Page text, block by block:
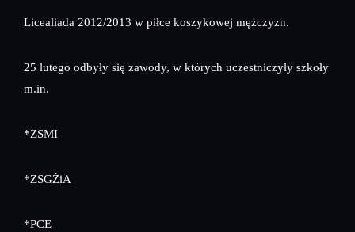
Licealiada 2012/2013 w piłce koszykowej mężczyzn.
25 lutego odbyły się zawody, w których uczestniczyły szkoły
m.in.
*ZSMI
*ZSGŻiA
*PCE